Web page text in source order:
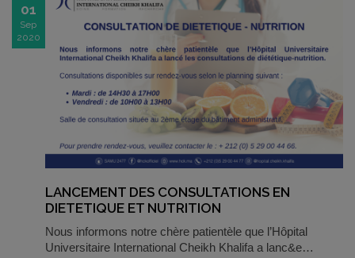
01
Sep
2020
LANCEMENT DES CONSULTATIONS EN
DIETETIQUE ET NUTRITION
Nous informons notre chère patientèle que l’Hôpital
Universitaire International Cheikh Khalifa a lanc&e…